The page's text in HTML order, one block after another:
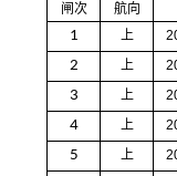
闸次 航向
1 上
2 上
3 上
4 上
5 上